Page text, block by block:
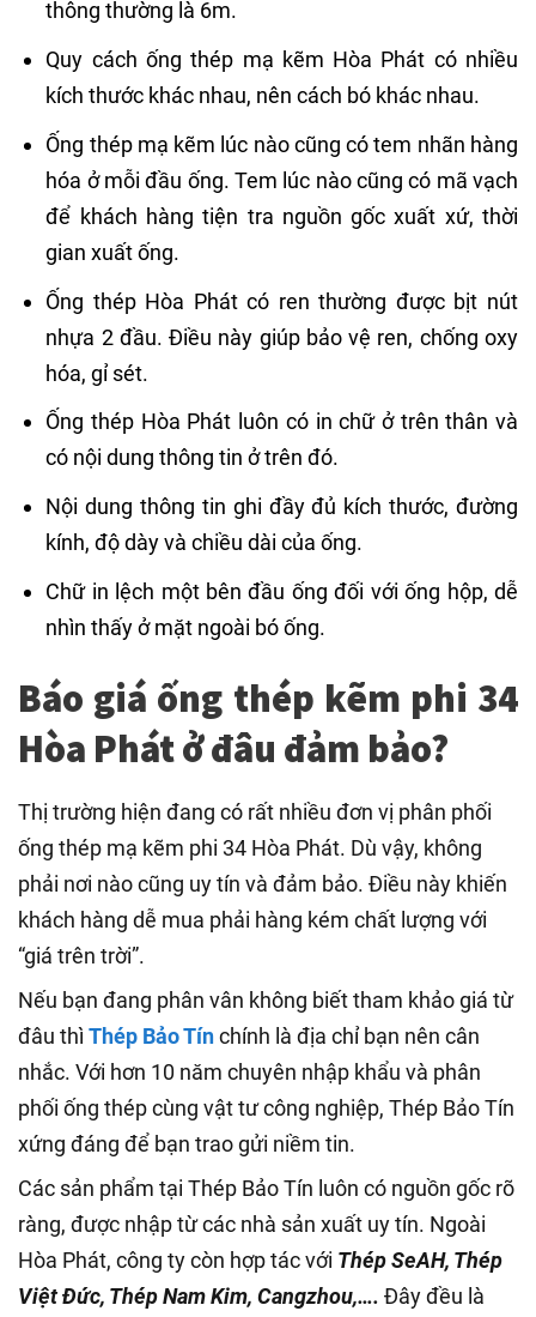
thông thường là 6m.
Quy cách ống thép mạ kẽm Hòa Phát có nhiều
kích thước khác nhau, nên cách bó khác nhau.
Ống thép mạ kẽm lúc nào cũng có tem nhãn hàng
hóa ở mỗi đầu ống. Tem lúc nào cũng có mã vạch
để khách hàng tiện tra nguồn gốc xuất xứ, thời
gian xuất ống.
Ống thép Hòa Phát có ren thường được bịt nút
nhựa 2 đầu. Điều này giúp bảo vệ ren, chống oxy
hóa, gỉ sét.
Ống thép Hòa Phát luôn có in chữ ở trên thân và
có nội dung thông tin ở trên đó.
Nội dung thông tin ghi đầy đủ kích thước, đường
kính, độ dày và chiều dài của ống.
Chữ in lệch một bên đầu ống đối với ống hộp, dễ
nhìn thấy ở mặt ngoài bó ống.
Báo giá ống thép kẽm phi 34
Hòa Phát ở đâu đảm bảo?
Thị trường hiện đang có rất nhiều đơn vị phân phối
ống thép mạ kẽm phi 34 Hòa Phát. Dù vậy, không
phải nơi nào cũng uy tín và đảm bảo. Điều này khiến
khách hàng dễ mua phải hàng kém chất lượng với
“giá trên trời”.
Nếu bạn đang phân vân không biết tham khảo giá từ
đâu thì Thép Bảo Tínchính là địa chỉ bạn nên cân
nhắc. Với hơn 10 năm chuyên nhập khẩu và phân
phối ống thép cùng vật tư công nghiệp, Thép Bảo Tín
xứng đáng để bạn trao gửi niềm tin.
Các sản phẩm tại Thép Bảo Tín luôn có nguồn gốc rõ
ràng, được nhập từ các nhà sản xuất uy tín. Ngoài
Hòa Phát, công ty còn hợp tác với Thép SeAH, Thép
Việt Đức, Thép Nam Kim, Cangzhou,…. Đây đều là